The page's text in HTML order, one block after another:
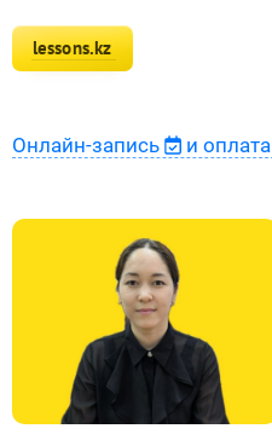
lessons.kz
+7 777 150 51 51
Математика
Информатика
Оплата
Новости
Наши ученики
Онлайн-запись и оплата